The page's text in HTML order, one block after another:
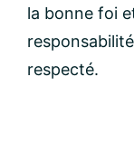
la bonne foi
respecté.